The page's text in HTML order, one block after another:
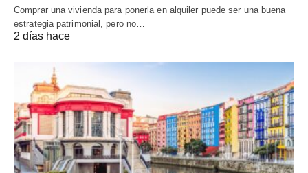
Comprar una vivienda para ponerla en alquiler puede ser una buena
estrategia patrimonial, pero no…
2 días hace